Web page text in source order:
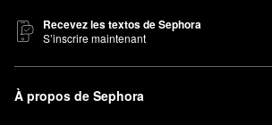
Recevez les textos de Sephora
S’inscrire maintenant
À propos de Sephora